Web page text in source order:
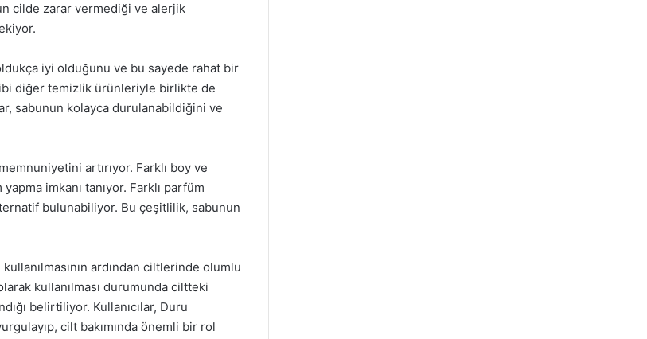
cilde zarar vermediği ve alerjik
oldukça iyi olduğunu ve bu sayede rahat bir
diğer temizlik ürünleriyle birlikte de
sabunun kolayca durulanabildiğini ve
artırıyor. Farklı boy ve
imkanı tanıyor. Farklı parfüm
bulunabiliyor. Bu çeşitlilik, sabunun
ardından ciltlerinde olumlu
kullanılması durumunda ciltteki
belirtiliyor. Kullanıcılar, Duru
cilt bakımında önemli bir rol